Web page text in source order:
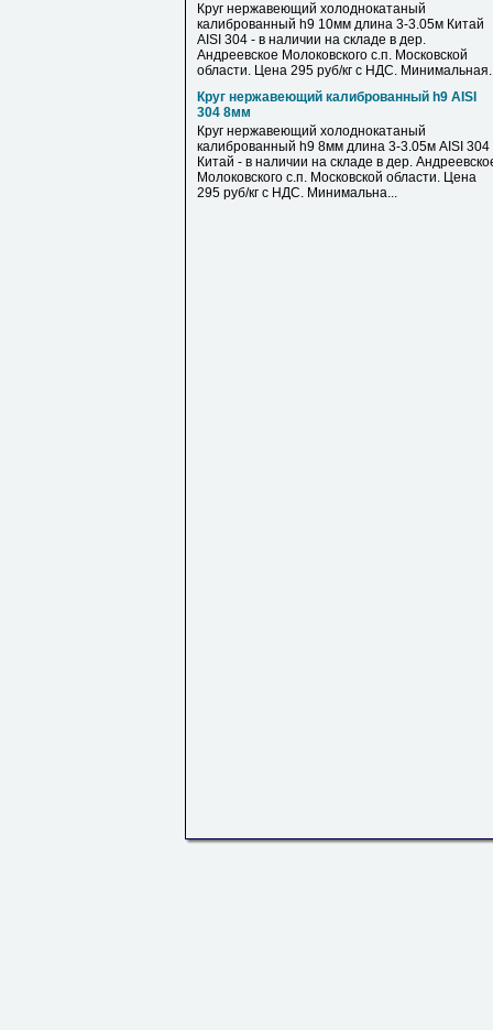
Круг нержавеющий холоднокатаный
калиброванный h9 10мм длина 3-3.05м Китай
AISI 304 - в наличии на складе в дер.
Андреевское Молоковского с.п. Московской
области. Цена 295 руб/кг с НДС.
Круг нержавеющий калиброванный h9 AISI
304 8мм
Круг нержавеющий холоднокатаный
калиброванный h9 8мм длина 3-3.05м AISI 304
Китай - в наличии на складе в дер.
Молоковского с.п. Московской области. Цена
295 руб/кг с НДС. Минимальна...